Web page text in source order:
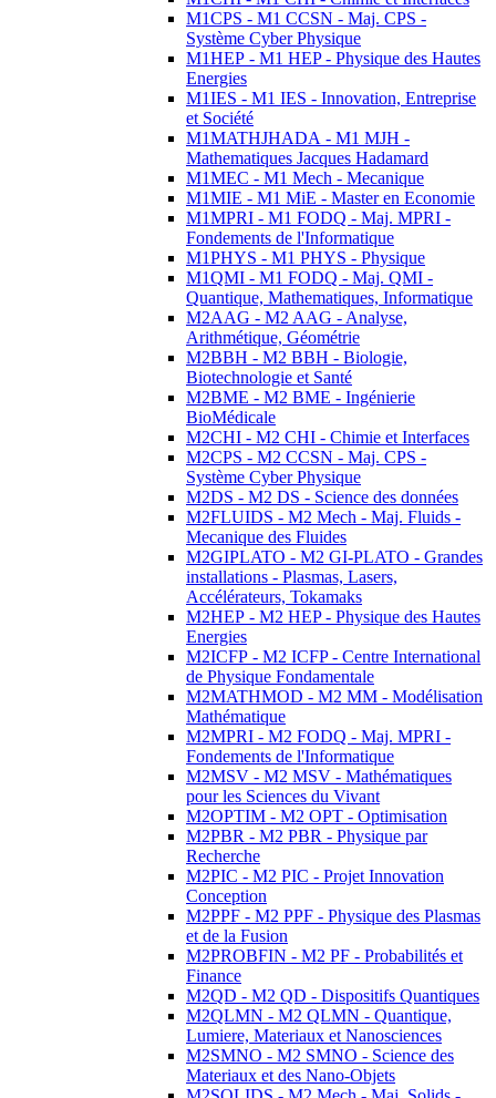
M1CPS - M1 CCSN - Maj. CPS -
Système Cyber Physique
M1HEP - M1 HEP - Physique des Hautes
Energies
M1IES - M1 IES - Innovation, Entreprise
et Société
M1MATHJHADA - M1 MJH -
Mathematiques Jacques Hadamard
M1MEC - M1 Mech - Mecanique
M1MIE - M1 MiE - Master en Economie
M1MPRI - M1 FODQ - Maj. MPRI -
Fondements de l'Informatique
M1PHYS - M1 PHYS - Physique
M1QMI - M1 FODQ - Maj. QMI -
Quantique, Mathematiques, Informatique
M2AAG - M2 AAG - Analyse,
Arithmétique, Géométrie
M2BBH - M2 BBH - Biologie,
Biotechnologie et Santé
M2BME - M2 BME - Ingénierie
BioMédicale
M2CHI - M2 CHI - Chimie et Interfaces
M2CPS - M2 CCSN - Maj. CPS -
Système Cyber Physique
M2DS - M2 DS - Science des données
M2FLUIDS - M2 Mech - Maj. Fluids -
Mecanique des Fluides
M2GIPLATO - M2 GI-PLATO - Grandes
installations - Plasmas, Lasers,
Accélérateurs, Tokamaks
M2HEP - M2 HEP - Physique des Hautes
Energies
M2ICFP - M2 ICFP - Centre International
de Physique Fondamentale
M2MATHMOD - M2 MM - Modélisation
Mathématique
M2MPRI - M2 FODQ - Maj. MPRI -
Fondements de l'Informatique
M2MSV - M2 MSV - Mathématiques
pour les Sciences du Vivant
M2OPTIM - M2 OPT - Optimisation
M2PBR - M2 PBR - Physique par
Recherche
M2PIC - M2 PIC - Projet Innovation
Conception
M2PPF - M2 PPF - Physique des Plasmas
et de la Fusion
M2PROBFIN - M2 PF - Probabilités et
Finance
M2QD - M2 QD - Dispositifs Quantiques
M2QLMN - M2 QLMN - Quantique,
Lumiere, Materiaux et Nanosciences
M2SMNO - M2 SMNO - Science des
Materiaux et des Nano-Objets